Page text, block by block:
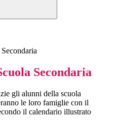
Secondaria
gli alunni della scuola
le loro famiglie con il
il calendario illustrato